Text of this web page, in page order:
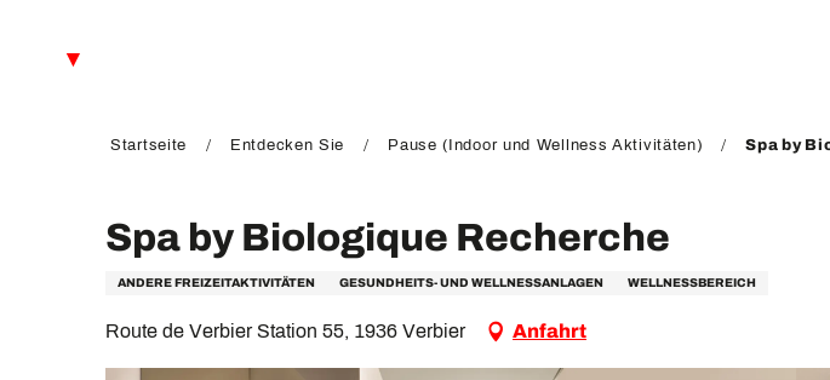
Startseite Entdecken Sie Pause (Indoor und Wellness Aktivitäten) Spa by
Spa by Biologique Recherche
ANDERE FREIZEITAKTIVITÄTEN GESUNDHEITS- UND WELLNESSANLAGEN WELLNESSBEREICH
Route de Verbier Station 55, 1936 Verbier Anfahrt